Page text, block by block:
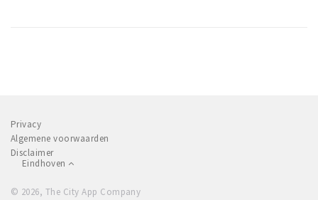
Privacy
Algemene voorwaarden
Disclaimer
Eindhoven
© 2026, The City App Company